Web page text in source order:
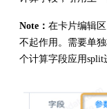
Note： 在卡片编辑
不起作用。需要单
个计算字段应用split